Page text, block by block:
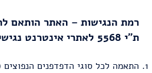
ת”י 5568 לאתרי אינטרנט נגישים ומאפשר בין השאר:
התאמה לכל סוגי הדפדפנים הנפוצים